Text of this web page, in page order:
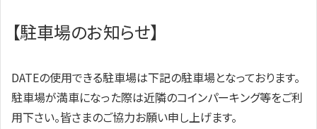
【駐車場のお知らせ】
DATEの使用できる駐車場は下記の駐車場となっております。
駐車場が満車になった際は近隣のコインパーキング等をご利
用下さい。皆さまのご協力お願い申し上げます。